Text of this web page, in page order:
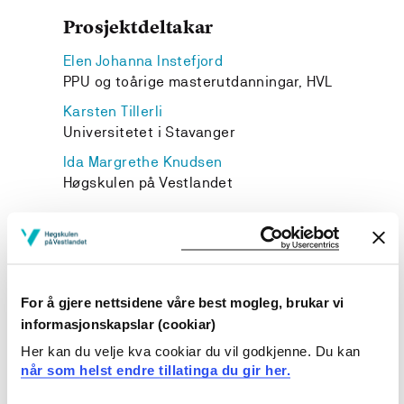
For å gjere nettsidene våre best mogleg, brukar vi
informasjonskapslar (cookiar)
Her kan du velje kva cookiar du vil godkjenne. Du kan
når som helst endre tillatinga du gir her.
Prosjektdeltakar
Elen Johanna Instefjord
PPU og toårige masterutdanningar, HVL
Karsten Tillerli
Universitetet i Stavanger
Ida Margrethe Knudsen
Høgskulen på Vestlandet
Prosjekteigar
Inst. for ped., religion og samfunnsfag, Høgskulen på
Vestlandet
Prosjektperiode